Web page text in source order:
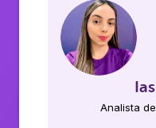
Analista